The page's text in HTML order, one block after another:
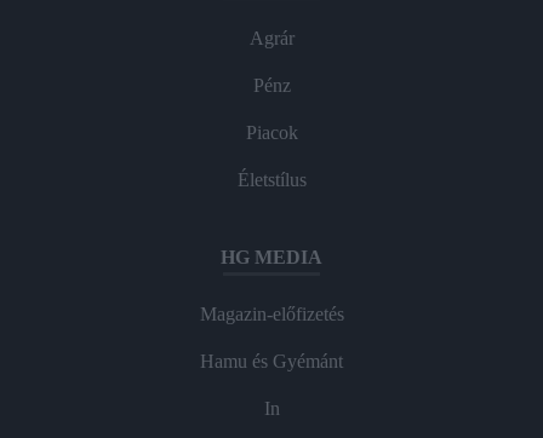
Agrár
Pénz
Piacok
Életstílus
HG MEDIA
Magazin-előfizetés
Hamu és Gyémánt
In